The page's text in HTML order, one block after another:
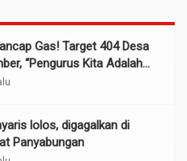
Gas! Target 404 Desa
“Pengurus Kita Adalah
lolos, digagalkan di
Panyabungan